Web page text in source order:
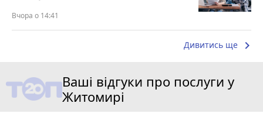
Вчора о 14:41
Дивитись ще keyboard_arrow_right
Ваші відгуки про послуги у
Житомирі